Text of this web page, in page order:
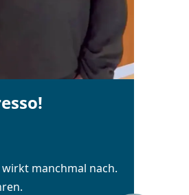
manchmal nach.